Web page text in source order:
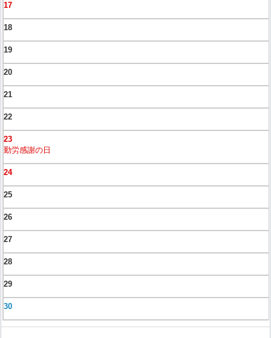
17
18
19
20
21
22
23
勤労感謝の日
24
25
26
27
28
29
30